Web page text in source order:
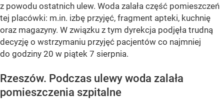
z powodu ostatnich ulew. Woda zalała część pomieszczeń
tej placówki: m.in. izbę przyjęć, fragment apteki, kuchnię
oraz magazyny. W związku z tym dyrekcja podjęła trudną
decyzję o wstrzymaniu przyjęć pacjentów co najmniej
do godziny 20 w piątek 7 sierpnia.
Rzeszów. Podczas ulewy woda zalała
pomieszczenia szpitalne